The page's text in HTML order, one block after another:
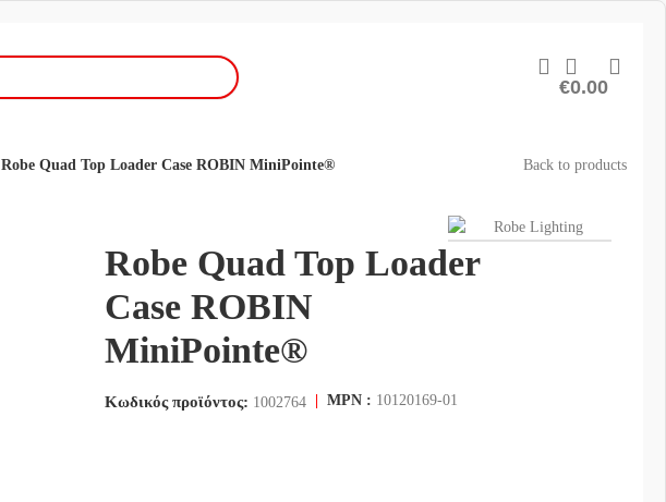
€0.00
Robe Quad Top Loader Case ROBIN MiniPointe® Back to products
Robe Quad Top Loader
Case ROBIN
MiniPointe®
Κωδικός προϊόντος: 1002764 MPN : 10120169-01